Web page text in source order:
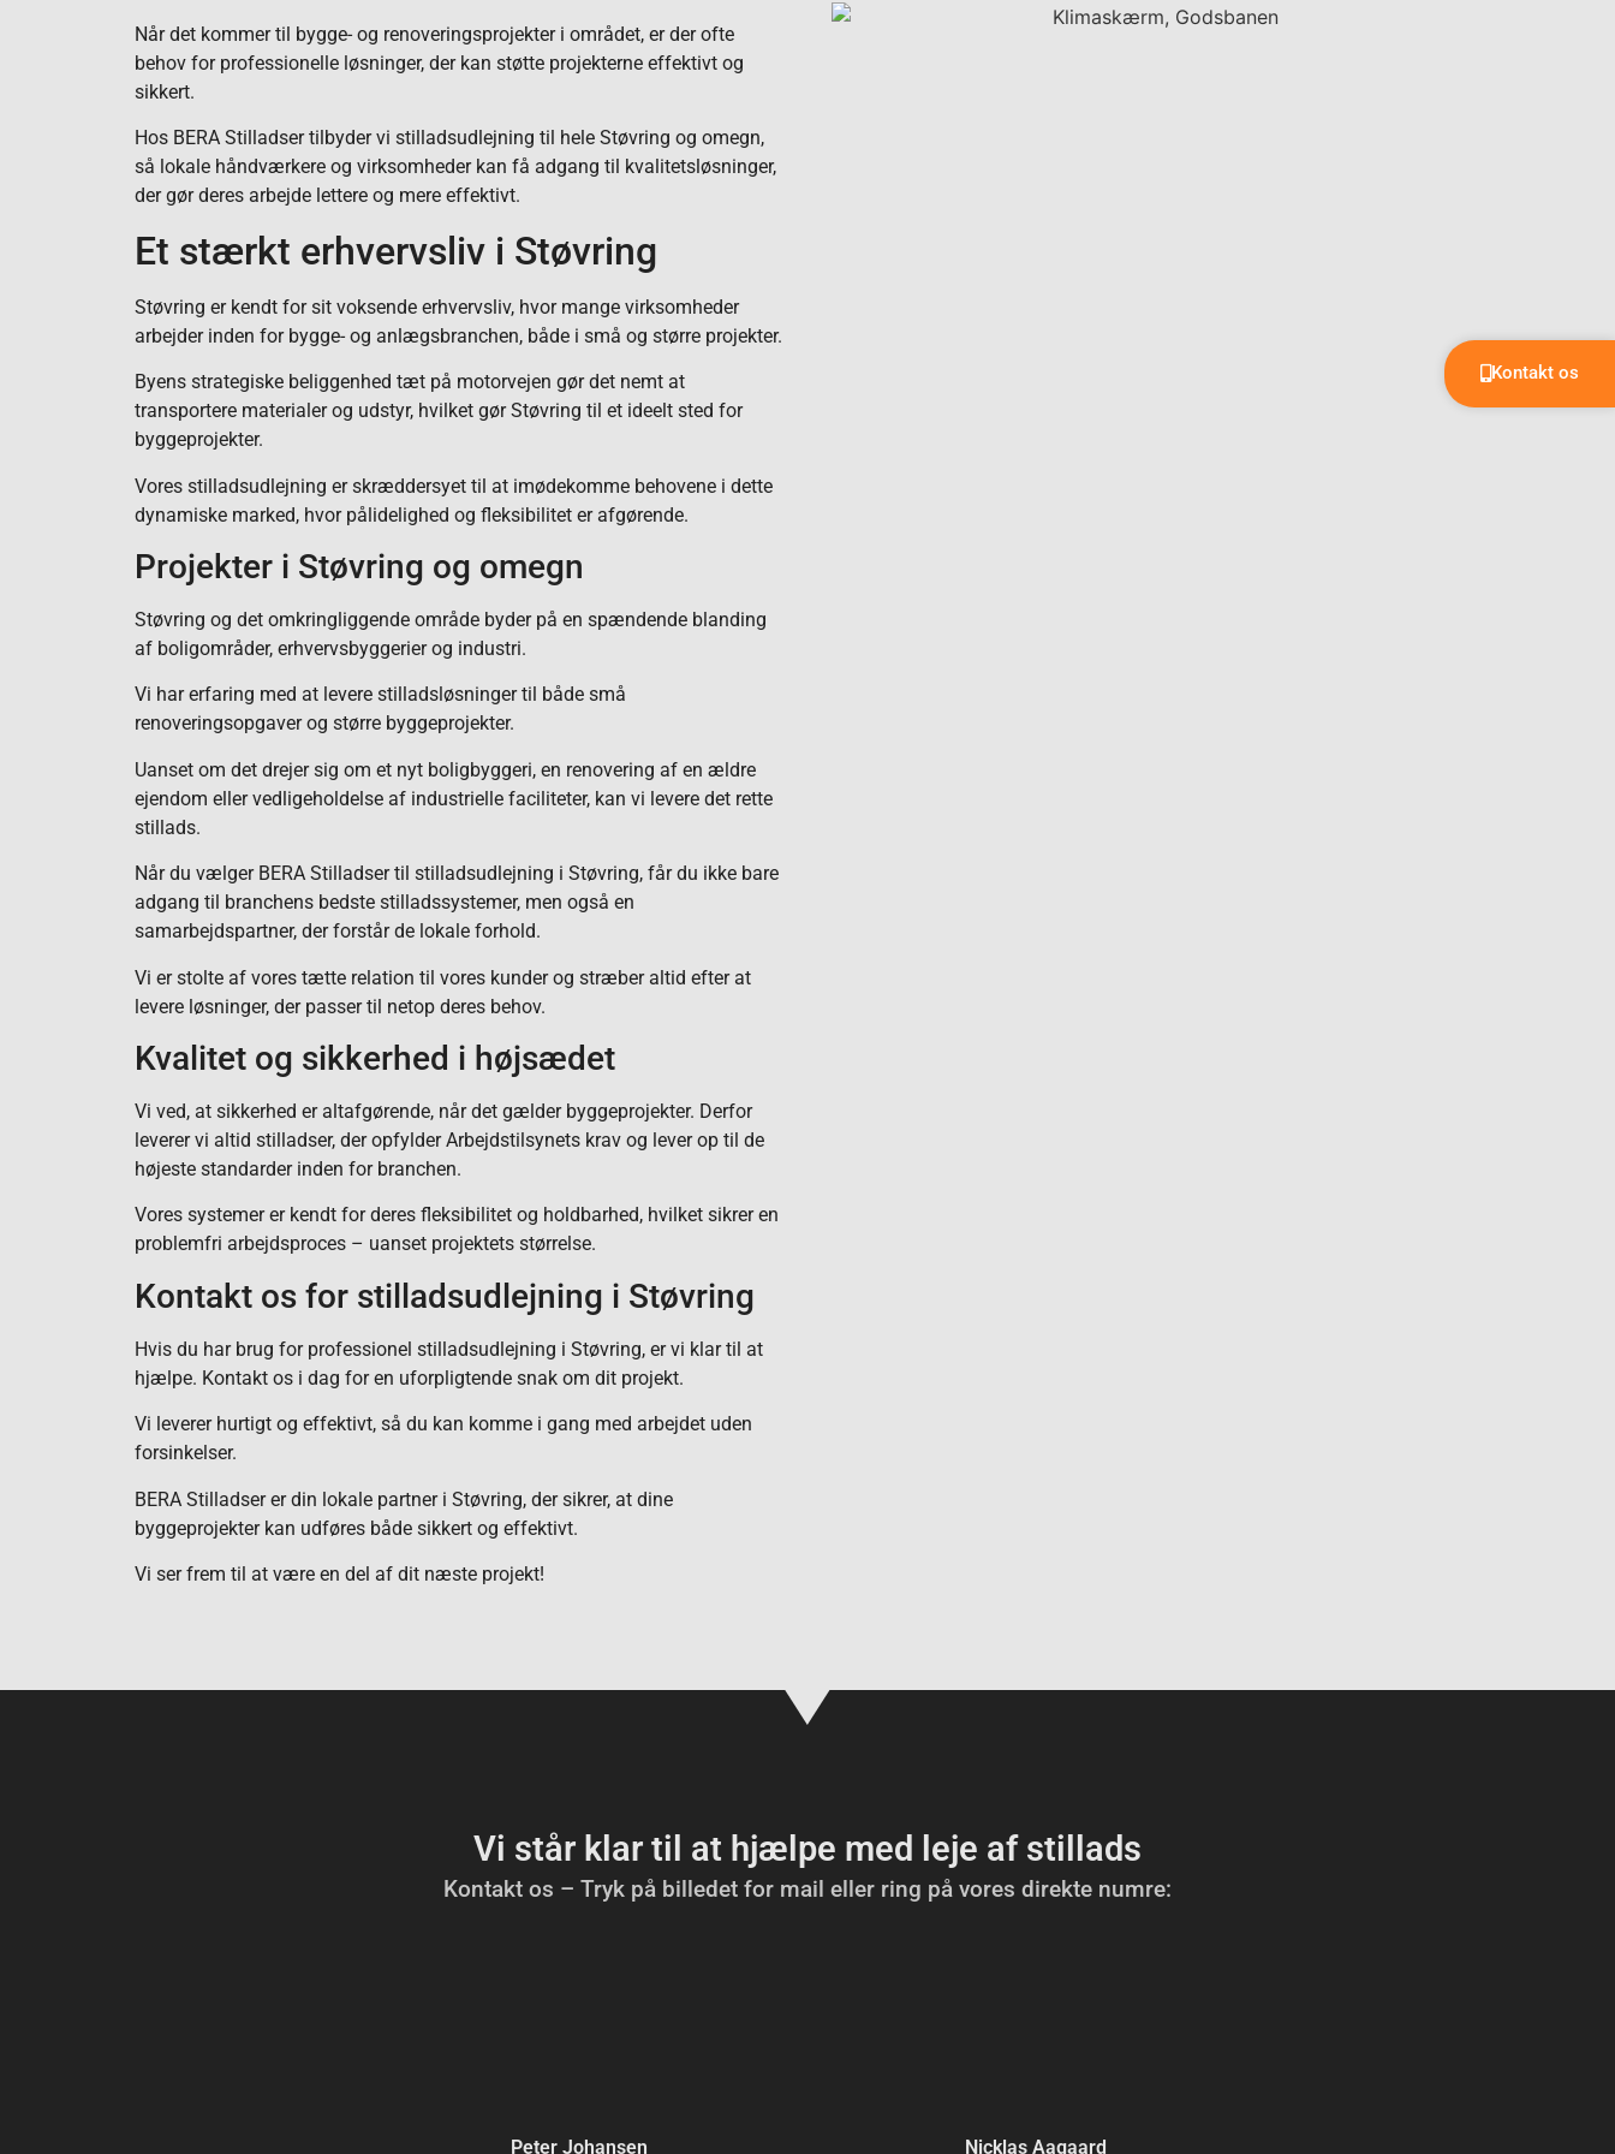
Når det kommer til bygge- og renoveringsprojekter i området, er der ofte
behov for professionelle løsninger, der kan støtte projekterne effektivt og
sikkert.
Hos BERA Stilladser tilbyder vi stilladsudlejning til hele Støvring og omegn,
så lokale håndværkere og virksomheder kan få adgang til kvalitetsløsninger,
der gør deres arbejde lettere og mere effektivt.
Et stærkt erhvervsliv i Støvring
Støvring er kendt for sit voksende erhvervsliv, hvor mange virksomheder
arbejder inden for bygge- og anlægsbranchen, både i små og større projekter.
Byens strategiske beliggenhed tæt på motorvejen gør det nemt at
transportere materialer og udstyr, hvilket gør Støvring til et ideelt sted for
byggeprojekter.
Vores stilladsudlejning er skræddersyet til at imødekomme behovene i dette
dynamiske marked, hvor pålidelighed og fleksibilitet er afgørende.
Projekter i Støvring og omegn
Støvring og det omkringliggende område byder på en spændende blanding
af boligområder, erhvervsbyggerier og industri.
Vi har erfaring med at levere stilladsløsninger til både små
renoveringsopgaver og større byggeprojekter.
Uanset om det drejer sig om et nyt boligbyggeri, en renovering af en ældre
ejendom eller vedligeholdelse af industrielle faciliteter, kan vi levere det rette
stillads.
Når du vælger BERA Stilladser til stilladsudlejning i Støvring, får du ikke bare
adgang til branchens bedste stilladssystemer, men også en
samarbejdspartner, der forstår de lokale forhold.
Vi er stolte af vores tætte relation til vores kunder og stræber altid efter at
levere løsninger, der passer til netop deres behov.
Kvalitet og sikkerhed i højsædet
Vi ved, at sikkerhed er altafgørende, når det gælder byggeprojekter. Derfor
leverer vi altid stilladser, der opfylder Arbejdstilsynets krav og lever op til de
højeste standarder inden for branchen.
Vores systemer er kendt for deres fleksibilitet og holdbarhed, hvilket sikrer en
problemfri arbejdsproces – uanset projektets størrelse.
Kontakt os for stilladsudlejning i Støvring
Hvis du har brug for professionel stilladsudlejning i Støvring, er vi klar til at
hjælpe. Kontakt os i dag for en uforpligtende snak om dit projekt.
Vi leverer hurtigt og effektivt, så du kan komme i gang med arbejdet uden
forsinkelser.
BERA Stilladser er din lokale partner i Støvring, der sikrer, at dine
byggeprojekter kan udføres både sikkert og effektivt.
Vi ser frem til at være en del af dit næste projekt!
Kontakt os
Vi står klar til at hjælpe med leje af stillads
Kontakt os – Tryk på billedet for mail eller ring på vores direkte numre:
Peter Johansen
Nicklas Aagaard